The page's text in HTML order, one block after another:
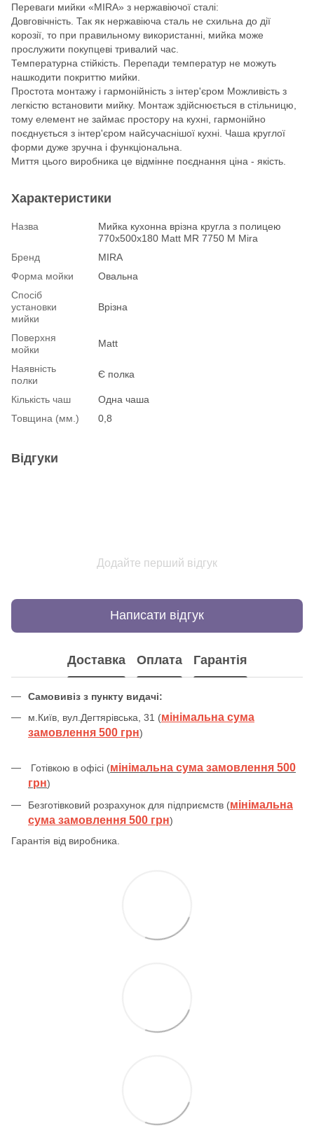
Переваги мийки «MIRA» з нержавіючої сталі:
Довговічність. Так як нержавіюча сталь не схильна до дії
корозії, то при правильному використанні, мийка може
прослужити покупцеві тривалий час.
Температурна стійкість. Перепади температур не можуть
нашкодити покриттю мийки.
Простота монтажу і гармонійність з інтер'єром Можливість з
легкістю встановити мийку. Монтаж здійснюється в стільницю,
тому елемент не займає простору на кухні, гармонійно
поєднується з інтер'єром найсучаснішої кухні. Чаша круглої
форми дуже зручна і функціональна.
Миття цього виробника це відмінне поєднання ціна - якість.
Характеристики
Назва
Мийка кухонна врiзна кругла з полицею
770х500х180 Matt MR 7750 M Mira
Бренд
MIRA
Форма мойки
Овальна
Спосіб
установки
мийки
Врізна
Поверхня
мойки
Matt
Наявність
полки
Є полка
Кількість чаш
Одна чаша
Товщина (мм.)
0,8
Відгуки
Додайте перший відгук
Написати відгук
Доставка Оплата Гарантія
Самовивіз з пункту видачі:
м.Київ, вул.Дегтярівська, 31 (мінімальна сума
замовлення 500 грн)
Готівкою в офісі (мінімальна сума замовлення 500
грн)
Безготівковий розрахунок для підприємств (мінімальна
сума замовлення 500 грн)
Гарантія від виробника.